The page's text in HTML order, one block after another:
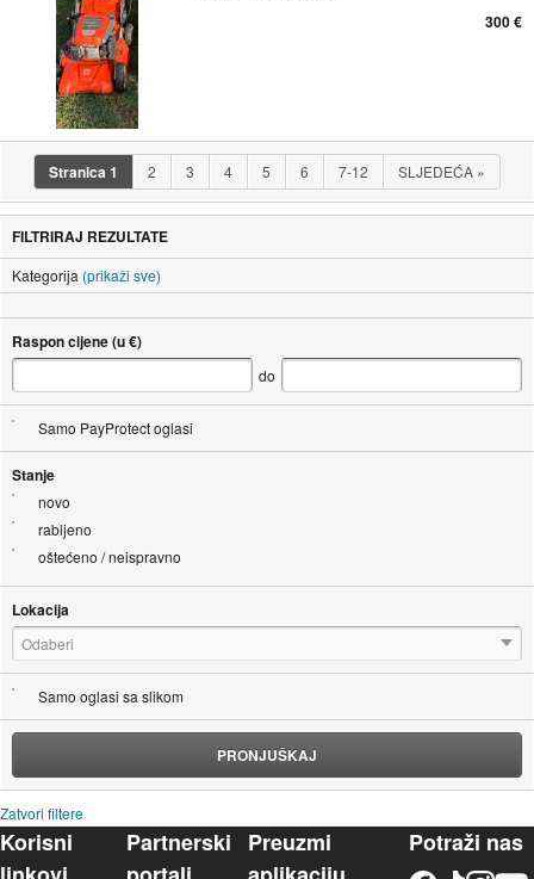
300 €
Stranica1 2 3 4 5 6 7-12 SLJEDEĆA »
FILTRIRAJ REZULTATE
Kategorija (prikaži sve)
Raspon cijene (u €)
do
Samo PayProtect oglasi
Stanje
novo
rabljeno
oštećeno / neispravno
Lokacija
Odaberi
Samo oglasi sa slikom
PRONJUŠKAJ
Zatvori filtere
Korisni
Partnerski
Preuzmi
Potraži nas